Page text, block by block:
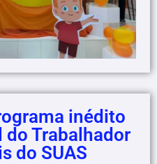
inédito
do Trabalhador
do SUAS